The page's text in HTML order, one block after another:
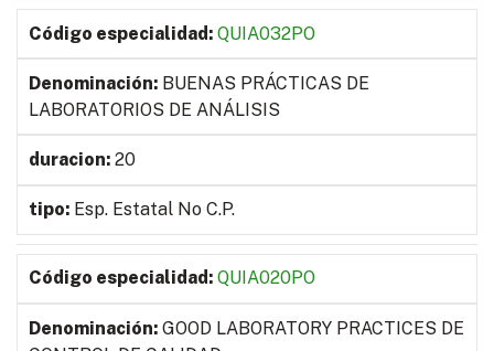
QUIA032PO
BUENAS PRÁCTICAS DE
LABORATORIOS DE ANÁLISIS
20
Esp. Estatal No C.P.
QUIA020PO
GOOD LABORATORY PRACTICES DE